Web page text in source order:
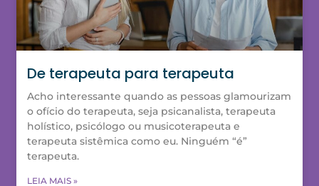
De terapeuta para terapeuta
Acho interessante quando as pessoas glamourizam
o ofício do terapeuta, seja psicanalista, terapeuta
holístico, psicólogo ou musicoterapeuta e
terapeuta sistêmica como eu. Ninguém “é”
terapeuta.
LEIA MAIS »